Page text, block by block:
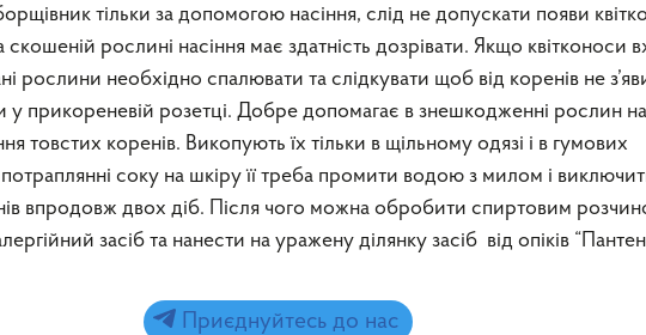
тільки за допомогою насіння, слід не допускати появи
скошеній рослині насіння має здатність дозрівати. Якщо квітконоси
рослини необхідно спалювати та слідкувати щоб від коренів не
у прикореневій розетці. Добре допомагає в знешкодженні рослин на
товстих коренів. Викопують їх тільки в щільному одязі і в гумових
соку на шкіру її треба промити водою з милом і
впродовж двох діб. Після чого можна обробити спиртовим
засіб та нанести на уражену ділянку засіб від опіків
Приєднуйтесь до нас